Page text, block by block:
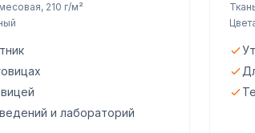
210 г/м²
и лабораторий